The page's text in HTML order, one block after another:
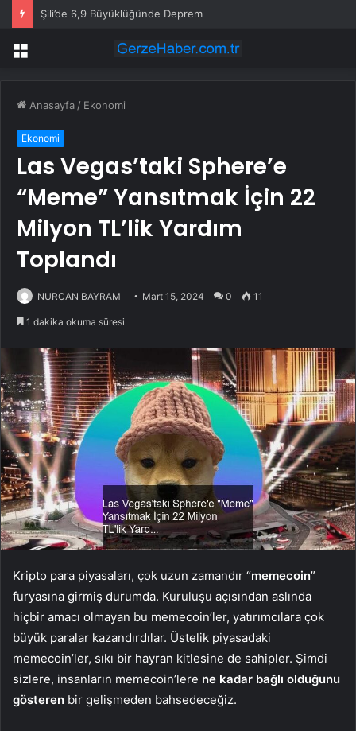
Şili’de 6,9 Büyüklüğünde Deprem
Menü
Anasayfa / Ekonomi
Ekonomi
Las Vegas’taki Sphere’e
“Meme” Yansıtmak İçin 22
Milyon TL’lik Yardım
Toplandı
NURCAN BAYRAM Mart 15, 2024 0 11
1 dakika okuma süresi
Kripto para piyasaları, çok uzun zamandır “memecoin”
furyasına girmiş durumda. Kuruluşu açısından aslında
hiçbir amacı olmayan bu memecoin’ler, yatırımcılara çok
büyük paralar kazandırdılar. Üstelik piyasadaki
memecoin’ler, sıkı bir hayran kitlesine de sahipler. Şimdi
sizlere, insanların memecoin’lere ne kadar bağlı olduğunu
gösteren bir gelişmeden bahsedeceğiz.